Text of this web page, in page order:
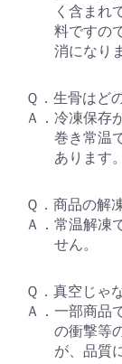
く含まれ
料ですの
消になり
Ｑ．生骨はど
Ａ．冷凍保存
巻き常温
あります。
Ｑ．商品の解
Ａ．常温解凍
せん。
Ｑ．真空じゃ
Ａ．一部商品
の衝撃等
が、品質